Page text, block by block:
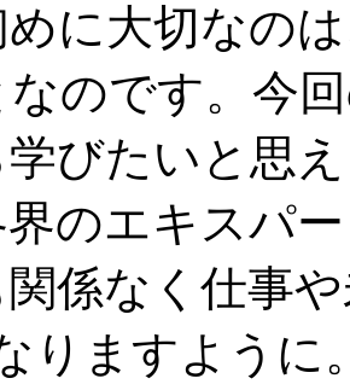
に大切なの
のです。今
学びたいと思
のエキスパ
関係なく仕事
りますように